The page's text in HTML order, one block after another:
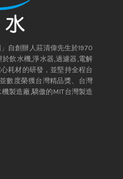
自創辦人莊清偉先生於1970
飲水機,淨水器,過濾器,電解
耗材的研發，並堅持全程台
數度榮獲台灣精品獎、台灣
製造廠,驕傲的MIT台灣製造